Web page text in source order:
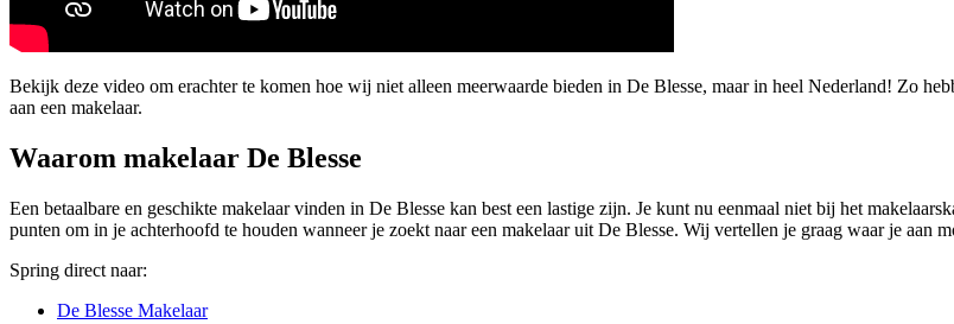
Bekijk deze video om erachter te komen hoe wij niet alleen meerwaarde bieden in De Blesse, maar in heel Nederland! Zo
aan een makelaar.
Waarom makelaar De Blesse
Een betaalbare en geschikte makelaar vinden in De Blesse kan best een lastige zijn. Je kunt nu eenmaal niet bij het
punten om in je achterhoofd te houden wanneer je zoekt naar een makelaar uit De Blesse. Wij vertellen je graag waar je aan
Spring direct naar:
De Blesse Makelaar